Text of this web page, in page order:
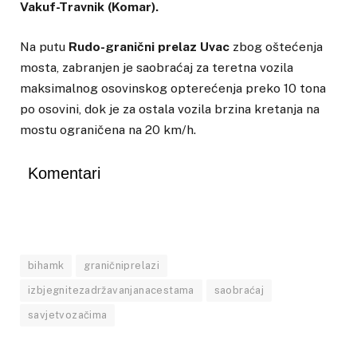
Vakuf-Travnik (Komar).
Na putu Rudo-granični prelaz Uvac zbog oštećenja
mosta, zabranjen je saobraćaj za teretna vozila
maksimalnog osovinskog opterećenja preko 10 tona
po osovini, dok je za ostala vozila brzina kretanja na
mostu ograničena na 20 km/h.
Komentari
bihamk graničniprelazi
izbjegnitezadržavanjanacestama saobraćaj
savjetvozačima